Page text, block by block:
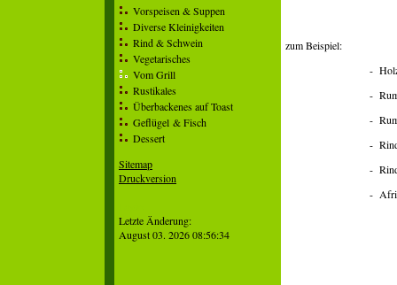
Vorspeisen & Suppen
Diverse Kleinigkeiten
Rind & Schwein
Vegetarisches
Vom Grill
Rustikales
Überbackenes auf Toast
Geflügel & Fisch
Dessert
Sitemap
Druckversion
Letzte Änderung:
August 03. 2026 08:56:34
zum Beispiel:
- Holzfällersteak
-
-
-
-
- Afrikanisches